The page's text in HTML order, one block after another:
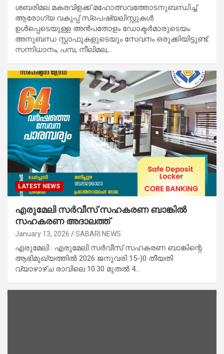
ശബരിമല മകരവിളക്ക് മഹോത്സവത്തോടനുബന്ധിച്ച്
ആരോഗ്യ വകുപ്പ് സ്പെഷ്യലിസ്റ്റുകള്‍
ഉള്‍പ്പെടെയുള്ള അന്‍പതോളം ഡോക്ടര്‍മാരുടെയം
അനുബന്ധ സ്റ്റാഫുകളുടെയും സേവനം ഒരുക്കിയിട്ടുണ്ട്.
സന്നിധാനം, പമ്പ, നീലിമല,…
LATEST NEWS
എരുമേലി സർവീസ് സഹകരണ ബാങ്കിൽ
സഹകരണ അദാലത്ത്
January 13, 2026 SABARI NEWS
എരുമേലി : എരുമേലി സർവീസ് സഹകരണ ബാങ്കിന്റെ
ആഭിമുഖ്യത്തിൽ 2026 ജനുവരി 15-)0 തീയതി
വ്യാഴാഴ്ച രാവിലെ 10.30 മുതൽ 4…